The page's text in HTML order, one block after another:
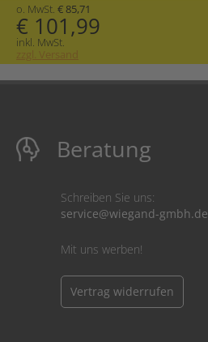
o. MwSt. € 85,71
€ 101,99
inkl. MwSt.
zzgl. Versand
Beratung
Schreiben Sie uns:
service@wiegand-gmbh.de
Mit uns werben!
Vertrag widerrufen